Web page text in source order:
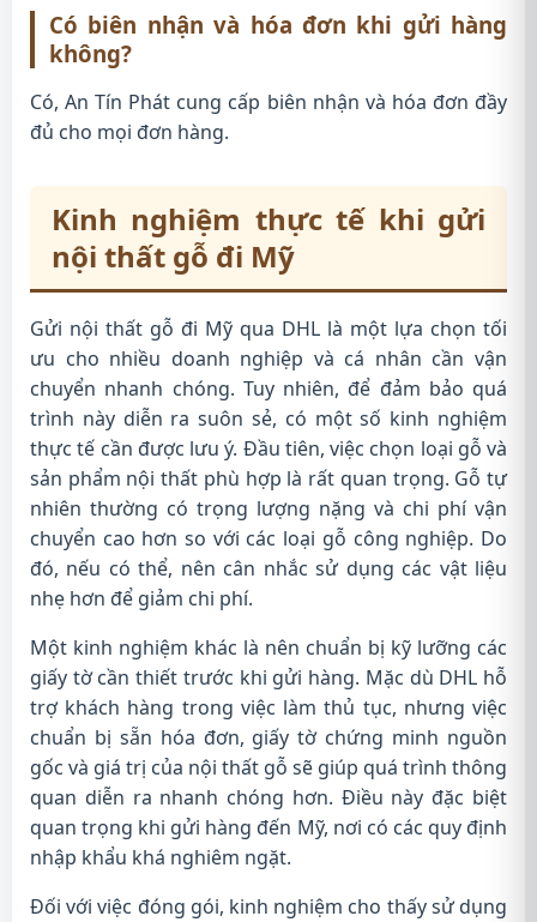
Có biên nhận và hóa đơn khi gửi hàng
không?
Có, An Tín Phát cung cấp biên nhận và hóa đơn đầy
đủ cho mọi đơn hàng.
Kinh nghiệm thực tế khi gửi
nội thất gỗ đi Mỹ
Gửi nội thất gỗ đi Mỹ qua DHL là một lựa chọn tối
ưu cho nhiều doanh nghiệp và cá nhân cần vận
chuyển nhanh chóng. Tuy nhiên, để đảm bảo quá
trình này diễn ra suôn sẻ, có một số kinh nghiệm
thực tế cần được lưu ý. Đầu tiên, việc chọn loại gỗ và
sản phẩm nội thất phù hợp là rất quan trọng. Gỗ tự
nhiên thường có trọng lượng nặng và chi phí vận
chuyển cao hơn so với các loại gỗ công nghiệp. Do
đó, nếu có thể, nên cân nhắc sử dụng các vật liệu
nhẹ hơn để giảm chi phí.
Một kinh nghiệm khác là nên chuẩn bị kỹ lưỡng các
giấy tờ cần thiết trước khi gửi hàng. Mặc dù DHL hỗ
trợ khách hàng trong việc làm thủ tục, nhưng việc
chuẩn bị sẵn hóa đơn, giấy tờ chứng minh nguồn
gốc và giá trị của nội thất gỗ sẽ giúp quá trình thông
quan diễn ra nhanh chóng hơn. Điều này đặc biệt
quan trọng khi gửi hàng đến Mỹ, nơi có các quy định
nhập khẩu khá nghiêm ngặt.
Đối với việc đóng gói, kinh nghiệm cho thấy sử dụng